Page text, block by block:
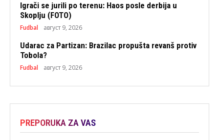
Igrači se jurili po terenu: Haos posle derbija u
Skoplju (FOTO)
Fudbal август 9, 2026
Udarac za Partizan: Brazilac propušta revanš protiv
Tobola?
Fudbal август 9, 2026
PREPORUKA ZA VAS